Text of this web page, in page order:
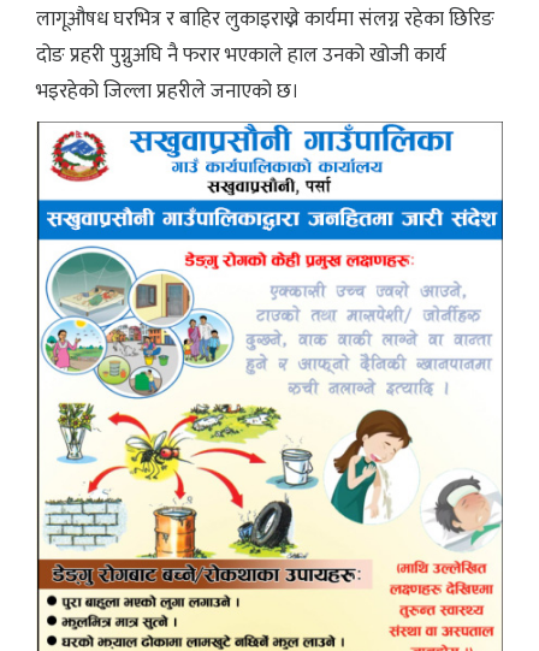
लागूऔषध घरभित्र र बाहिर लुकाइराख्ने कार्यमा संलग्न रहेका छिरिङ
दोङ प्रहरी पुग्नुअघि नै फरार भएकाले हाल उनको खोजी कार्य
भइरहेको जिल्ला प्रहरीले जनाएको छ।